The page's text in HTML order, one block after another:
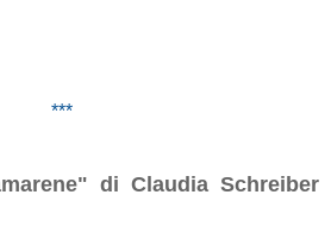
***
di Claudia Schreiber